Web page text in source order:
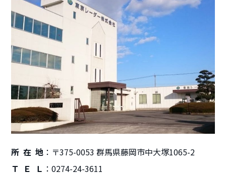
所在地
〒375-0053 群馬県藤岡市中大塚1065-2
ＴＥＬ
0274-24-3611